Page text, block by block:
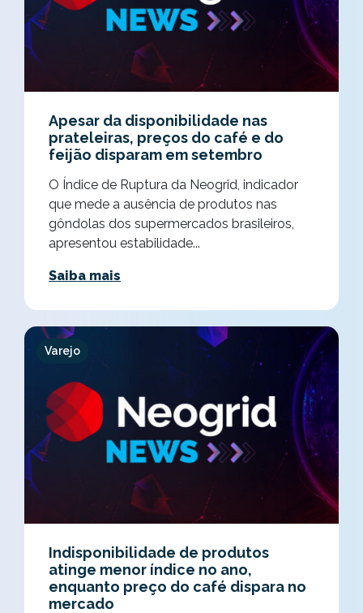
Apesar da disponibilidade nas
prateleiras, preços do café e do
feijão disparam em setembro
O Índice de Ruptura da Neogrid, indicador
que mede a ausência de produtos nas
gôndolas dos supermercados brasileiros,
apresentou estabilidade...
Saiba mais
Varejo
Indisponibilidade de produtos
atinge menor índice no ano,
enquanto preço do café dispara no
mercado